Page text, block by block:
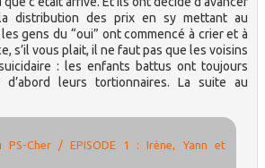
distribution des prix en sy mettant au
gens du “oui” ont commencé à crier et à
s’il vous plait, il ne faut pas que les voisins
: les enfants battus ont toujours
d’abord leurs tortionnaires. La suite au
PS-Cher / EPISODE 1 : Irène, Yann et